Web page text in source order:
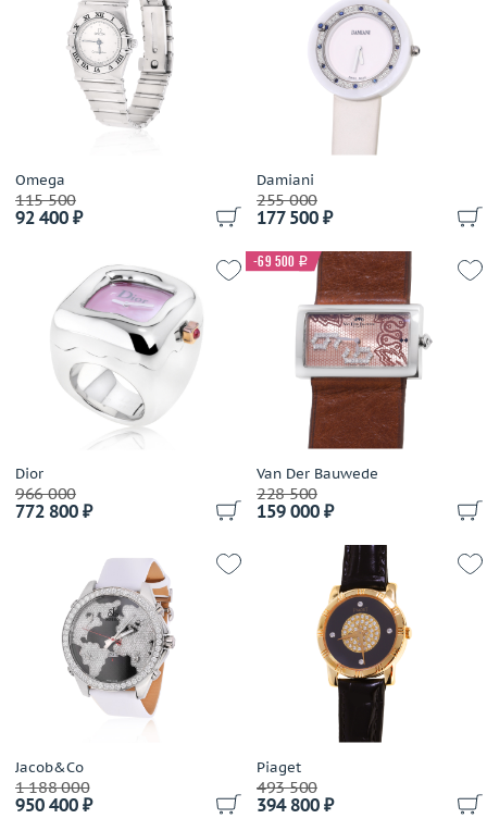
Jacob&Co
Jaeger LeCoultre
Omega
Piaget
Tiffany & Co
Van Der Bauwede
Выбрано: всё
Размер (только для колец)
Теги
Omega
115 500
92 400 ₽
Damiani
255 000
177 500 ₽
Dior
966 000
772 800 ₽
Van Der Bauwede
228 500
159 000 ₽
-69 500 i
Jacob&Co
1 188 000
950 400 ₽
Piaget
493 500
394 800 ₽